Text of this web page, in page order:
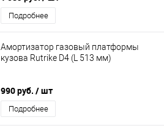
Подробнее
Амортизатор газовый платформы
кузова Rutrike D4 (L 513 мм)
990 руб. / шт
Подробнее